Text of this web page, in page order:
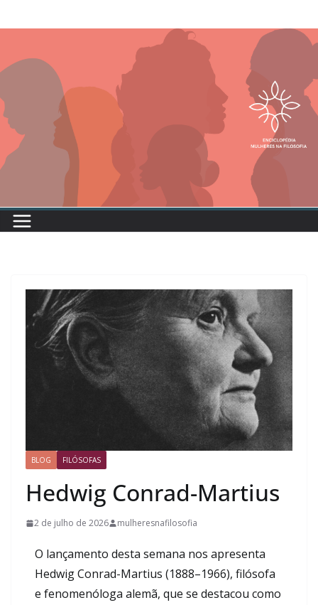
BLOG FILÓSOFAS
Hedwig Conrad-Martius
2 de julho de 2026 mulheresnafilosofia
O lançamento desta semana nos apresenta
Hedwig Conrad-Martius (1888–1966), filósofa
e fenomenóloga alemã, que se destacou como